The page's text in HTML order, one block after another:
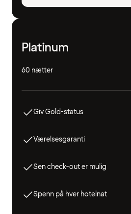
Platinum
60 nætter
Giv Gold-status
Værelsesgaranti
Sen check-out er mulig
Spenn på hver hotelnat